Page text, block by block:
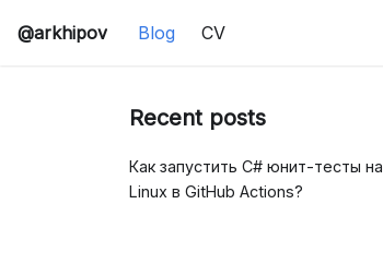
@arkhipov Blog CV
Recent posts
Как запустить C# юнит-тесты на
Linux в GitHub Actions?